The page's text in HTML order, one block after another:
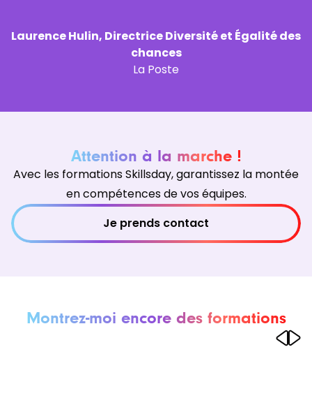
Laurence Hulin, Directrice Diversité et Égalité des
chances
La Poste
Attention à la marche !
Avec les formations Skillsday, garantissez la montée
en compétences de vos équipes.
Je prends contact
Montrez-moi encore des formations